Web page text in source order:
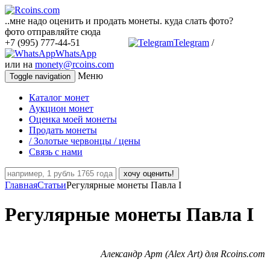
..мне надо оценить и продать монеты. куда слать фото?
фото отправляйте сюда
+7 (995) 777-44-51
Telegram /
WhatsApp
или на monety@rcoins.com
Toggle navigation Меню
Каталог монет
Аукцион монет
Оценка моей монеты
Продать монеты
/ Золотые червонцы / цены
Связь с нами
хочу оценить!
ГлавнаяСтатьиРегулярные монеты Павла I
Регулярные монеты Павла I
Александр Арт (Alex Art) для Rcoins.com